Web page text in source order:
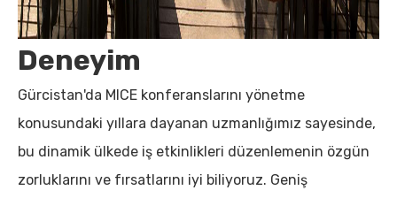
Deneyim
Gürcistan'da MICE konferanslarını yönetme
konusundaki yıllara dayanan uzmanlığımız sayesinde,
bu dinamik ülkede iş etkinlikleri düzenlemenin özgün
zorluklarını ve fırsatlarını iyi biliyoruz. Geniş